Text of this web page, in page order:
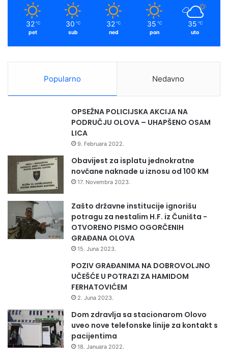
32 ℃
pet
30 ℃
sub
32 ℃
ned
35 ℃
pon
35 ℃
uto
Popularno Nedavno
OPSEŽNA POLICIJSKA AKCIJA NA
PODRUČJU OLOVA – UHAPŠENO OSAM
LICA
9. Februara 2022.
Obavijest za isplatu jednokratne
novčane naknade u iznosu od 100 KM
17. Novembra 2023.
Zašto državne institucije ignorišu
potragu za nestalim H.F. iz Čuništa -
OTVORENO PISMO OGORČENIH
GRAĐANA OLOVA
15. Juna 2023.
POZIV GRAĐANIMA NA DOBROVOLJNO
UČEŠĆE U POTRAZI ZA HAMIDOM
FERHATOVIĆEM
2. Juna 2023.
Dom zdravlja sa stacionarom Olovo
uveo nove telefonske linije za kontakt s
pacijentima
18. Januara 2022.